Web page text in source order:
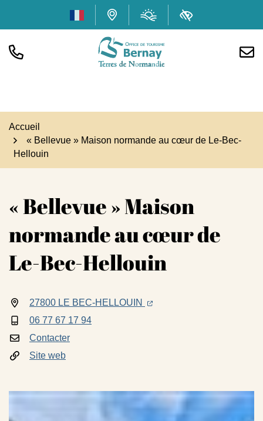
Carte interactive
Météo
(ouverture
Accessibilité
TÉL. Office de tourisme
Accueil
« Bellevue » Maison normande au cœur de Le-Bec-
Hellouin
« Bellevue » Maison
normande au cœur de
Le-Bec-Hellouin
INFOS UTILES
27800 LE BEC-HELLOUIN (ouverture dans un nouvel
(ouverture dans un nouvel
06 77 67 17 94
Contacter
Site web